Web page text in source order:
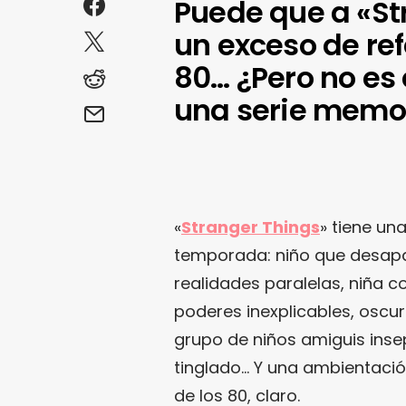
Puede que a
un exceso de
80… ¿Pero no
una serie
«Stranger Things» tiene
temporada: niño que
realidades paralelas, niña
poderes inexplicables,
grupo de niños amiguis
tinglado… Y una
de los 80, claro.